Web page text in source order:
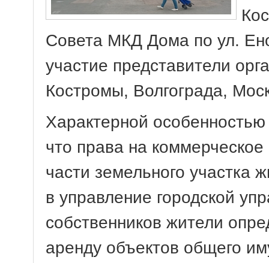
Совета МКД Дома по ул.
участие представители
Костромы, Волгограда,
Характерной
что права на
части земельного участка
в управление городской
собственников жители
аренду объектов общего